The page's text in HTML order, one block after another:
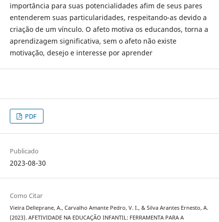
importância para suas potencialidades afim de seus pares
entenderem suas particularidades, respeitando-as devido a
criação de um vínculo. O afeto motiva os educandos, torna a
aprendizagem significativa, sem o afeto não existe
motivação, desejo e interesse por aprender
PDF
Publicado
2023-08-30
Como Citar
Vieira Delleprane, A., Carvalho Amante Pedro, V. I., & Silva Arantes Ernesto, A.
(2023). AFETIVIDADE NA EDUCAÇÃO INFANTIL: FERRAMENTA PARA A